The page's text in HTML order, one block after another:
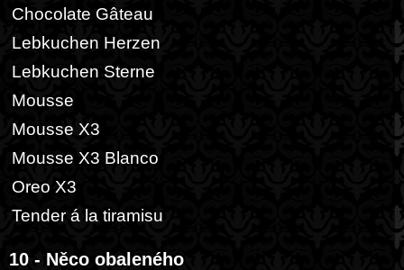
Chocolate Gâteau
Lebkuchen Herzen
Lebkuchen Sterne
Mousse
Mousse X3
Mousse X3 Blanco
Oreo X3
Tender á la tiramisu
10 - Něco obaleného